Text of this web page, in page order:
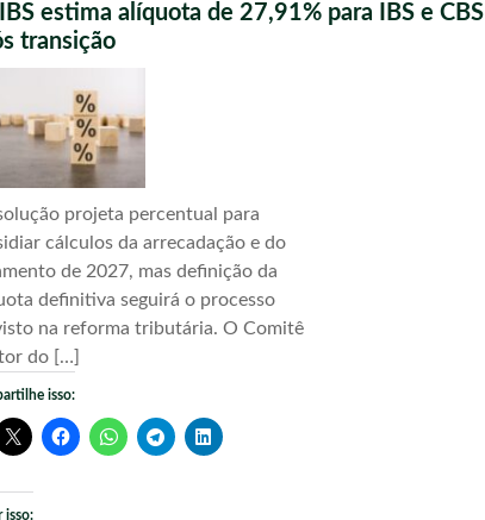
estima alíquota de 27,91% para IBS e CBS
transição
projeta percentual para
cálculos da arrecadação e do
de 2027, mas definição da
definitiva seguirá o processo
na reforma tributária. O Comitê
do […]
isso:
isso: